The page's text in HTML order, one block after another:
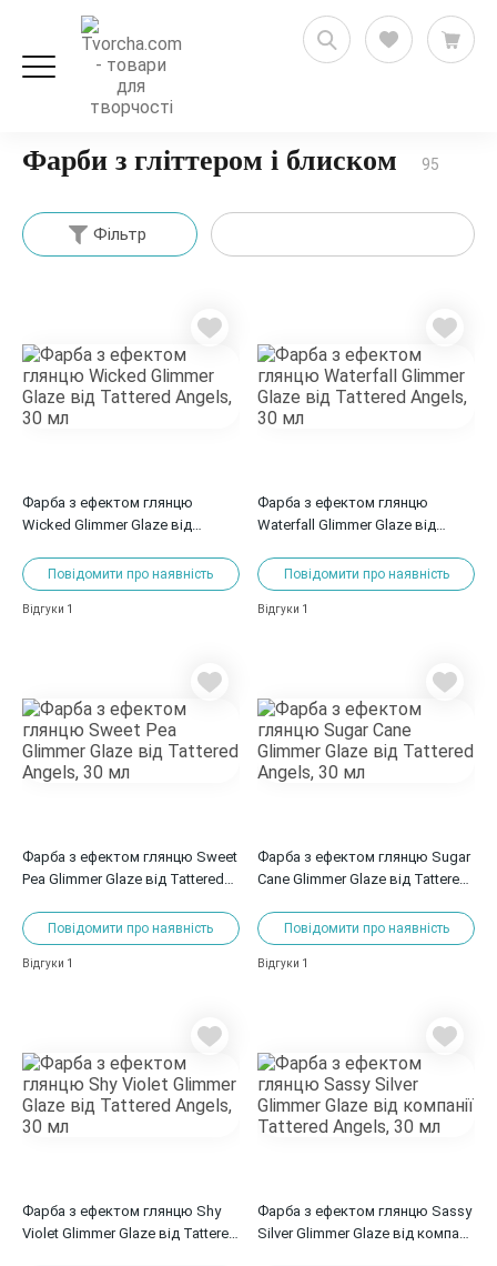
Художні товари
Фарби з гліттером і блиском 95
Фільтр
Фарба з ефектом глянцю
Wicked Glimmer Glaze від
Повідомити про наявність
Відгуки 1
Фарба з ефектом глянцю
Waterfall Glimmer Glaze від
Повідомити про наявність
Відгуки 1
Фарба з ефектом глянцю Sweet
Pea Glimmer Glaze від Tattered
Повідомити про наявність
Відгуки 1
Фарба з ефектом глянцю Sugar
Cane Glimmer Glaze від Tattered
Повідомити про наявність
Відгуки 1
Фарба з ефектом глянцю Shy
Violet Glimmer Glaze від Tattered
Фарба з ефектом глянцю Sassy
Silver Glimmer Glaze від компанії